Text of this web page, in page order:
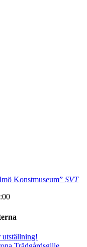
Konstmuseum” SVT